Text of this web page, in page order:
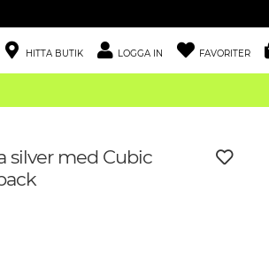
HITTA BUTIK LOGGA IN FAVORITER
silver med Cubic